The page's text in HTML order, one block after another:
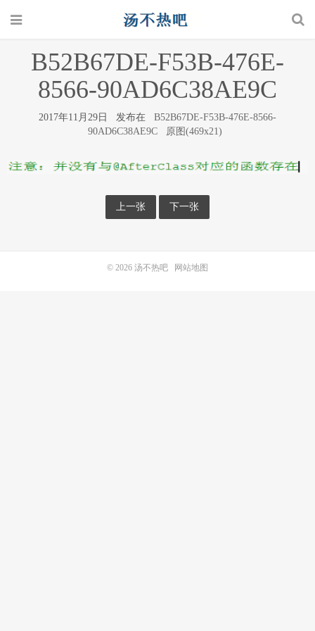
B52B67DE-F53B-476E-
8566-90AD6C38AE9C
2017年11月29日 发布在 B52B67DE-F53B-476E-8566-
90AD6C38AE9C
原图(469x21)
上一张 下一张
© 2026 汤不热吧 网站地图